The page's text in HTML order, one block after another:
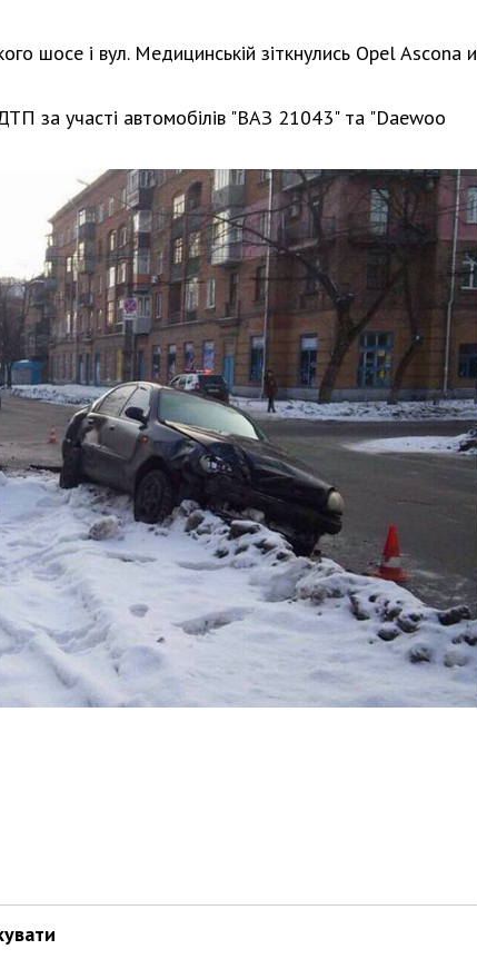
шосе і вул. Медицинській зіткнулись Opel Ascona и
за участі автомобілів "ВАЗ 21043" та "Daewoo
Харковом ширяться добрі вчинки